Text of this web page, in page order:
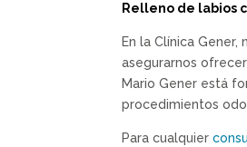
Relleno de labios
En la Clínica
asegurarnos
Mario Gener está
procedimientos
Para cualquier